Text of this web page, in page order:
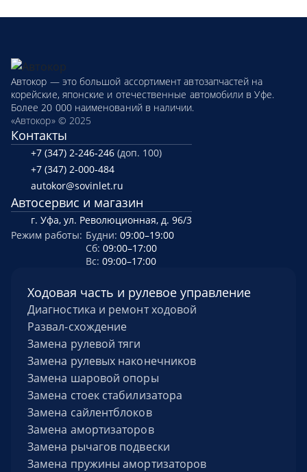
Автокор — это большой ассортимент автозапчастей на
корейские, японские и отечественные автомобили в Уфе.
Более 20 000 наименований в наличии.
«Автокор» © 2025
Контакты
+7 (347) 2‑246‑246 (доп. 100)
+7 (347) 2‑000‑484
autokor@sovinlet.ru
Автосервис и магазин
г. Уфа, ул. Революционная, д. 96/3
Режим работы: Будни: 09:00–19:00
Cб: 09:00–17:00
Вс: 09:00–17:00
Ходовая часть и рулевое управление
Диагностика и ремонт ходовой
Развал‑схождение
Замена рулевой тяги
Замена рулевых наконечников
Замена шаровой опоры
Замена стоек стабилизатора
Замена сайлентблоков
Замена амортизаторов
Замена рычагов подвески
Замена пружины амортизаторов